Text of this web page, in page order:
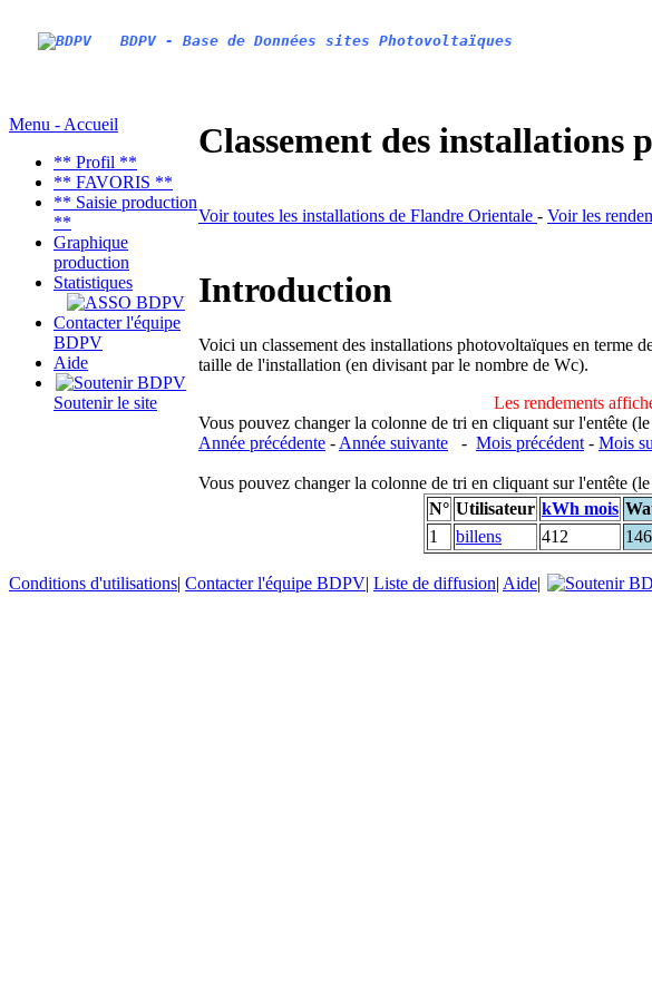
BDPV - Base de Données sites Photovoltaïques
Menu - Accueil
** Profil **
** FAVORIS **
** Saisie production
**
Graphique
production
Statistiques
Contacter l'équipe
BDPV
Aide
Soutenir le site
Classement des installations
Voir toutes les installations de Flandre Orientale - Voir les
Introduction
Voici un classement des installations photovoltaïques en terme
taille de l'installation (en divisant par le nombre de Wc).
Les rendements
Vous pouvez changer la colonne de tri en cliquant sur l'entête
Année précédente - Année suivante - Mois précédent - Mois
Vous pouvez changer la colonne de tri en cliquant sur l'entête
N° Utilisateur kWh mois
1
billens 412
Conditions d'utilisations| Contacter l'équipe BDPV| Liste de diffusion| Aide|